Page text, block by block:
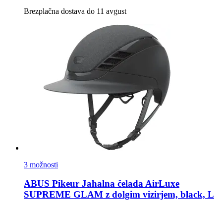
Brezplačna dostava do 11 avgust
3 možnosti
ABUS Pikeur Jahalna čelada AirLuxe
SUPREME GLAM z dolgim vizirjem, black, L